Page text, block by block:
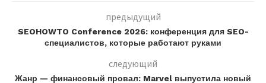
предыдущий
SEOHOWTO Conference 2026: конференция для SEO-
специалистов, которые работают руками
следующий
Жанр — финансовый провал: Marvel выпустила новый